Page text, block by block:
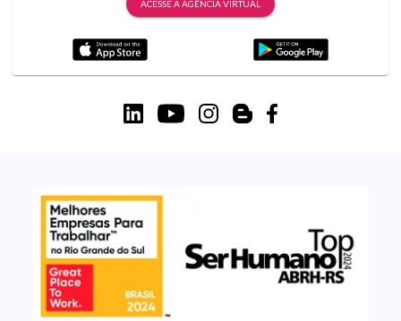
ACESSE A AGÊNCIA VIRTUAL